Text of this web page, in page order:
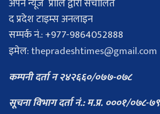
अपन न्यूज प्रालि द्वारा संचालित
द प्रदेश टाइम्स अनलाइन
सम्पर्क नं.: +977-9864052888
इमेल:thepradeshtimes@gmail.com
कम्पनी दर्ता न २४२६६०/०७७-०७८
सूचना विभाग दर्ता नं.: म.प्र. ०००१/०७८-७९